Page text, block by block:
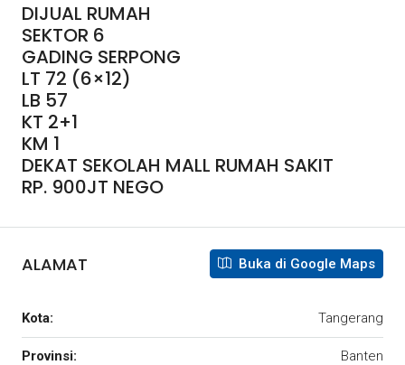
DIJUAL RUMAH
SEKTOR 6
GADING SERPONG
LT 72 (6×12)
LB 57
KT 2+1
KM 1
DEKAT SEKOLAH MALL RUMAH SAKIT
RP. 900JT NEGO
ALAMAT Buka di Google Maps
Kota: Tangerang
Provinsi: Banten